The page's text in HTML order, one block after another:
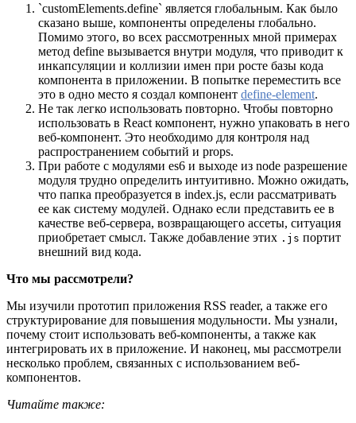
`customElements.define` является глобальным. Как было
сказано выше, компоненты определены глобально.
Помимо этого, во всех рассмотренных мной примерах
метод define вызывается внутри модуля, что приводит к
инкапсуляции и коллизии имен при росте базы кода
компонента в приложении. В попытке переместить все
это в одно место я создал компонент define-element.
Не так легко использовать повторно. Чтобы повторно
использовать в React компонент, нужно упаковать в него
веб-компонент. Это необходимо для контроля над
распространением событий и props.
При работе с модулями es6 и выходе из node разрешение
модуля трудно определить интуитивно. Можно ожидать,
что папка преобразуется в index.js, если рассматривать
ее как систему модулей. Однако если представить ее в
качестве веб-сервера, возвращающего ассеты, ситуация
приобретает смысл. Также добавление этих .js портит
внешний вид кода.
Что мы рассмотрели?
Мы изучили прототип приложения RSS reader, а также его
структурирование для повышения модульности. Мы узнали,
почему стоит использовать веб-компоненты, а также как
интегрировать их в приложение. И наконец, мы рассмотрели
несколько проблем, связанных с использованием веб-
компонентов.
Читайте также: